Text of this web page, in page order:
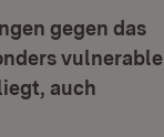
gegen das
vulnerable
auch